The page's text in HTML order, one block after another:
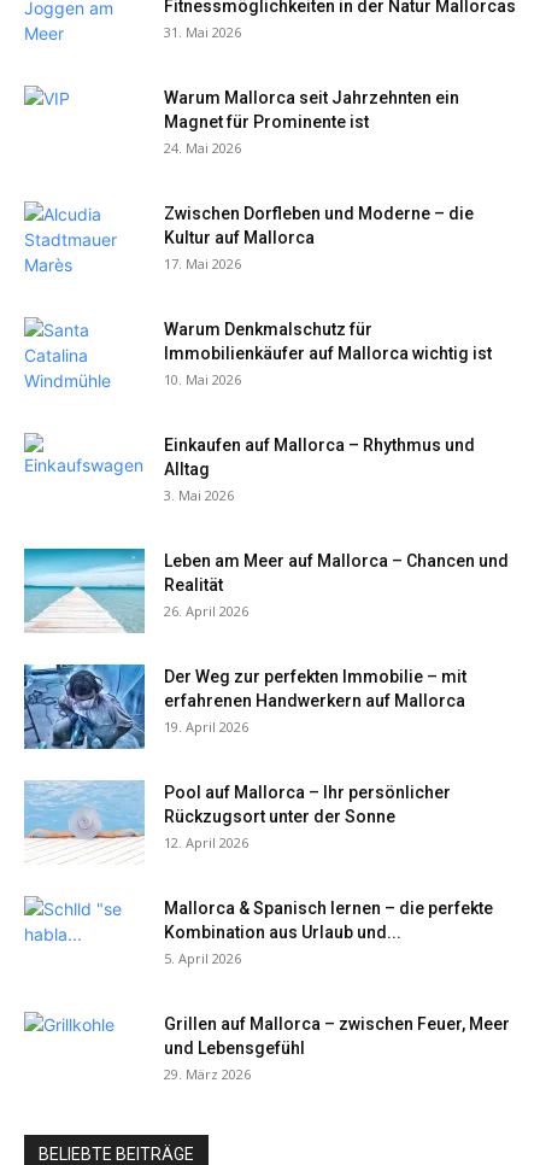
Fitnessmöglichkeiten in der Natur Mallorcas
31. Mai 2026
Warum Mallorca seit Jahrzehnten ein
Magnet für Prominente ist
24. Mai 2026
Zwischen Dorfleben und Moderne – die
Kultur auf Mallorca
17. Mai 2026
Warum Denkmalschutz für
Immobilienkäufer auf Mallorca wichtig ist
10. Mai 2026
Einkaufen auf Mallorca – Rhythmus und
Alltag
3. Mai 2026
Leben am Meer auf Mallorca – Chancen und
Realität
26. April 2026
Der Weg zur perfekten Immobilie – mit
erfahrenen Handwerkern auf Mallorca
19. April 2026
Pool auf Mallorca – Ihr persönlicher
Rückzugsort unter der Sonne
12. April 2026
Mallorca & Spanisch lernen – die perfekte
Kombination aus Urlaub und...
5. April 2026
Grillen auf Mallorca – zwischen Feuer, Meer
und Lebensgefühl
29. März 2026
BELIEBTE BEITRÄGE